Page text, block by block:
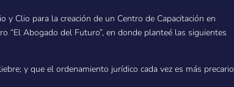
Clio para la creación de un Centro de Capacitación en
“El Abogado del Futuro”, en donde planteé las siguientes
y que el ordenamiento jurídico cada vez es más precario